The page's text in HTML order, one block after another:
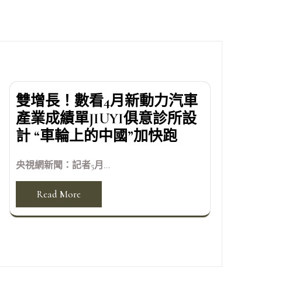
雙增長！數看4月新動力汽車
產業成績單JIUYI俱意診所設
計 “車輪上的中國”加快跑
央視網新聞：記者5月...
Read More